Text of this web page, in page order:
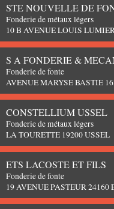
STE NOUVELLE DE
Fonderie de métaux légers
10 B AVENUE LOUIS
S A FONDERIE &
Fonderie de fonte
AVENUE MARYSE BASTIE
CONSTELLIUM USSEL
Fonderie de métaux légers
LA TOURETTE 19200 USSEL
ETS LACOSTE ET FILS
Fonderie de fonte
19 AVENUE PASTEUR